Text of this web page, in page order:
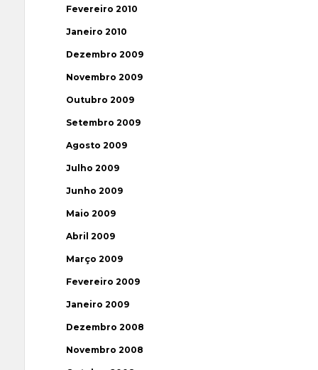
Fevereiro 2010
Janeiro 2010
Dezembro 2009
Novembro 2009
Outubro 2009
Setembro 2009
Agosto 2009
Julho 2009
Junho 2009
Maio 2009
Abril 2009
Março 2009
Fevereiro 2009
Janeiro 2009
Dezembro 2008
Novembro 2008